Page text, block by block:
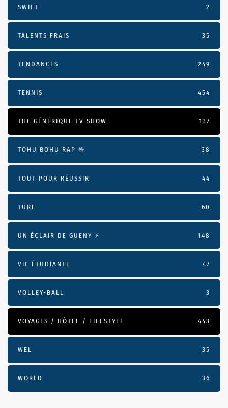
SWIFT 2
TALENTS FRAIS 35
TENDANCES 249
TENNIS 454
THE GÉNÉRIQUE TV SHOW 137
TOHU BOHU RAP 🤟 38
TOUT POUR RÉUSSIR 44
TURF 60
UN ÉCLAIR DE GUENY ⚡️ 148
VIE ÉTUDIANTE 47
VOLLEY-BALL 3
VOYAGES / HÔTEL / LIFESTYLE 443
WEL 35
WORLD 36